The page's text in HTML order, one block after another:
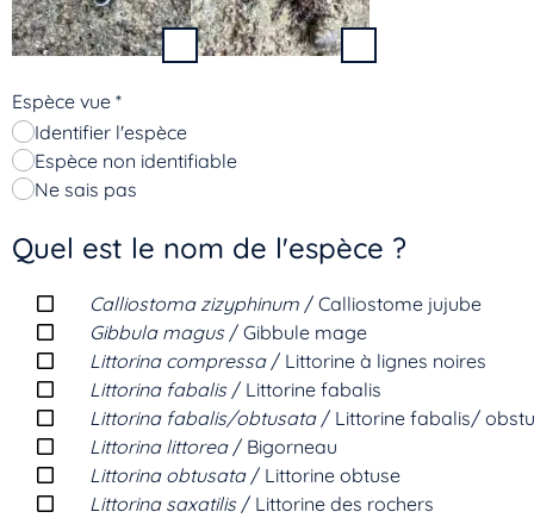
Espèce vue *
Identifier l'espèce
Espèce non identifiable
Ne sais pas
Quel est le nom de l'espèce ?
Calliostoma zizyphinum / Calliostome jujube
Gibbula magus/ Gibbule mage
Littorina compressa/ Littorine à lignes noires
Littorina fabalis/ Littorine fabalis
Littorina fabalis/obtusata/ Littorine fabalis/
Littorina littorea/ Bigorneau
Littorina obtusata/ Littorine obtuse
Littorina saxatilis/ Littorine des rochers